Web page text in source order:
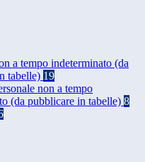
a tempo indeterminato (da
tabelle) 19
non a tempo
(da pubblicare in tabelle) 8